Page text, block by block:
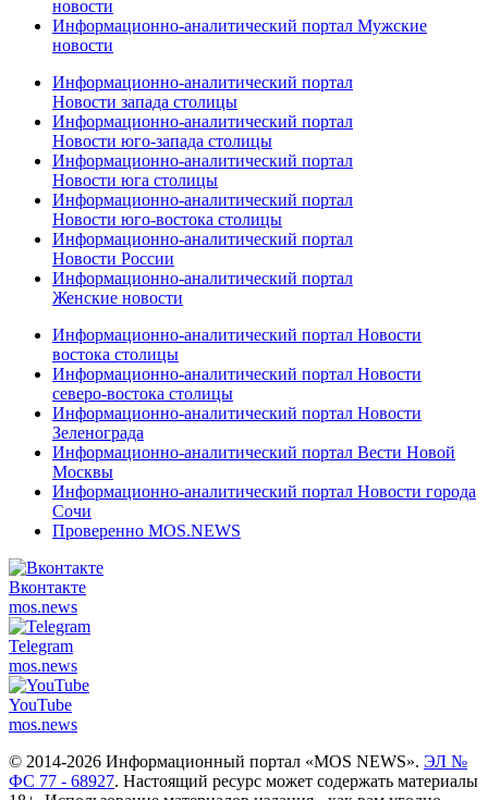
новости
Информационно-аналитический портал Мужские
новости
Информационно-аналитический портал
Новости запада столицы
Информационно-аналитический портал
Новости юго-запада столицы
Информационно-аналитический портал
Новости юга столицы
Информационно-аналитический портал
Новости юго-востока столицы
Информационно-аналитический портал
Новости России
Информационно-аналитический портал
Женские новости
Информационно-аналитический портал Новости
востока столицы
Информационно-аналитический портал Новости
северо-востока столицы
Информационно-аналитический портал Новости
Зеленограда
Информационно-аналитический портал Вести Новой
Москвы
Информационно-аналитический портал Новости города
Сочи
Проверенно MOS.NEWS
Вконтакте
mos.news
Telegram
mos.news
YouTube
mos.news
© 2014-2026 Информационный портал «MOS NEWS». ЭЛ №
ФС 77 - 68927. Настоящий ресурс может содержать материалы